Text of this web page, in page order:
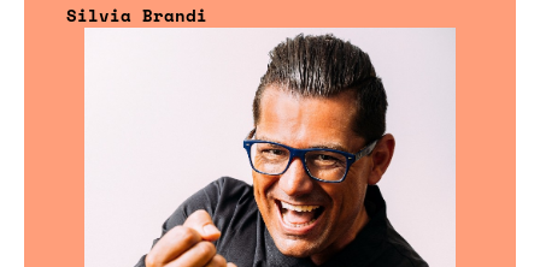
Silvia Brandi